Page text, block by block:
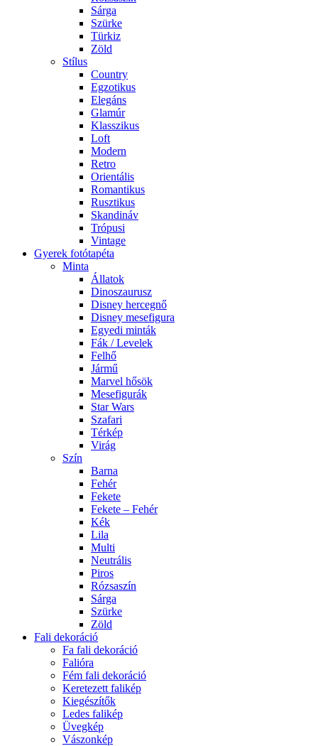
Sárga
Szürke
Türkiz
Zöld
Stílus
Country
Egzotikus
Elegáns
Glamúr
Klasszikus
Loft
Modern
Retro
Orientális
Romantikus
Rusztikus
Skandináv
Trópusi
Vintage
Gyerek fotótapéta
Minta
Állatok
Dinoszaurusz
Disney hercegnő
Disney mesefigura
Egyedi minták
Fák / Levelek
Felhő
Jármű
Marvel hősök
Mesefigurák
Star Wars
Szafari
Térkép
Virág
Szín
Barna
Fehér
Fekete
Fekete – Fehér
Kék
Lila
Multi
Neutrális
Piros
Rózsaszín
Sárga
Szürke
Zöld
Fali dekoráció
Fa fali dekoráció
Falióra
Fém fali dekoráció
Keretezett falikép
Kiegészítők
Ledes falikép
Üvegkép
Vászonkép